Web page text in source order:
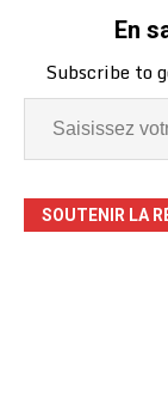
En
Subscribe to
SOUTENIR LA